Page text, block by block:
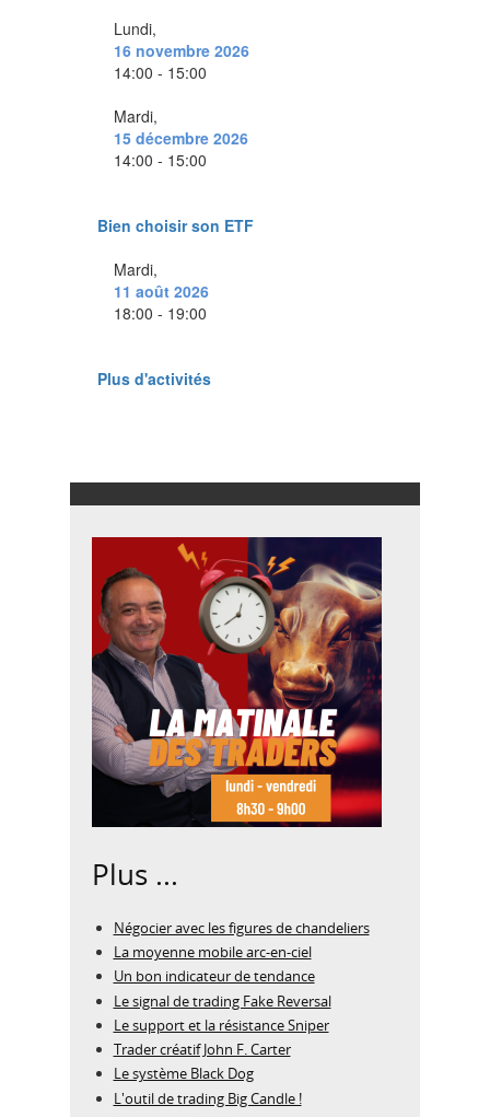
Plus ...
Négocier avec les figures de chandeliers
La moyenne mobile arc-en-ciel
Un bon indicateur de tendance
Le signal de trading Fake Reversal
Le support et la résistance Sniper
Trader créatif John F. Carter
Le système Black Dog
L'outil de trading Big Candle !